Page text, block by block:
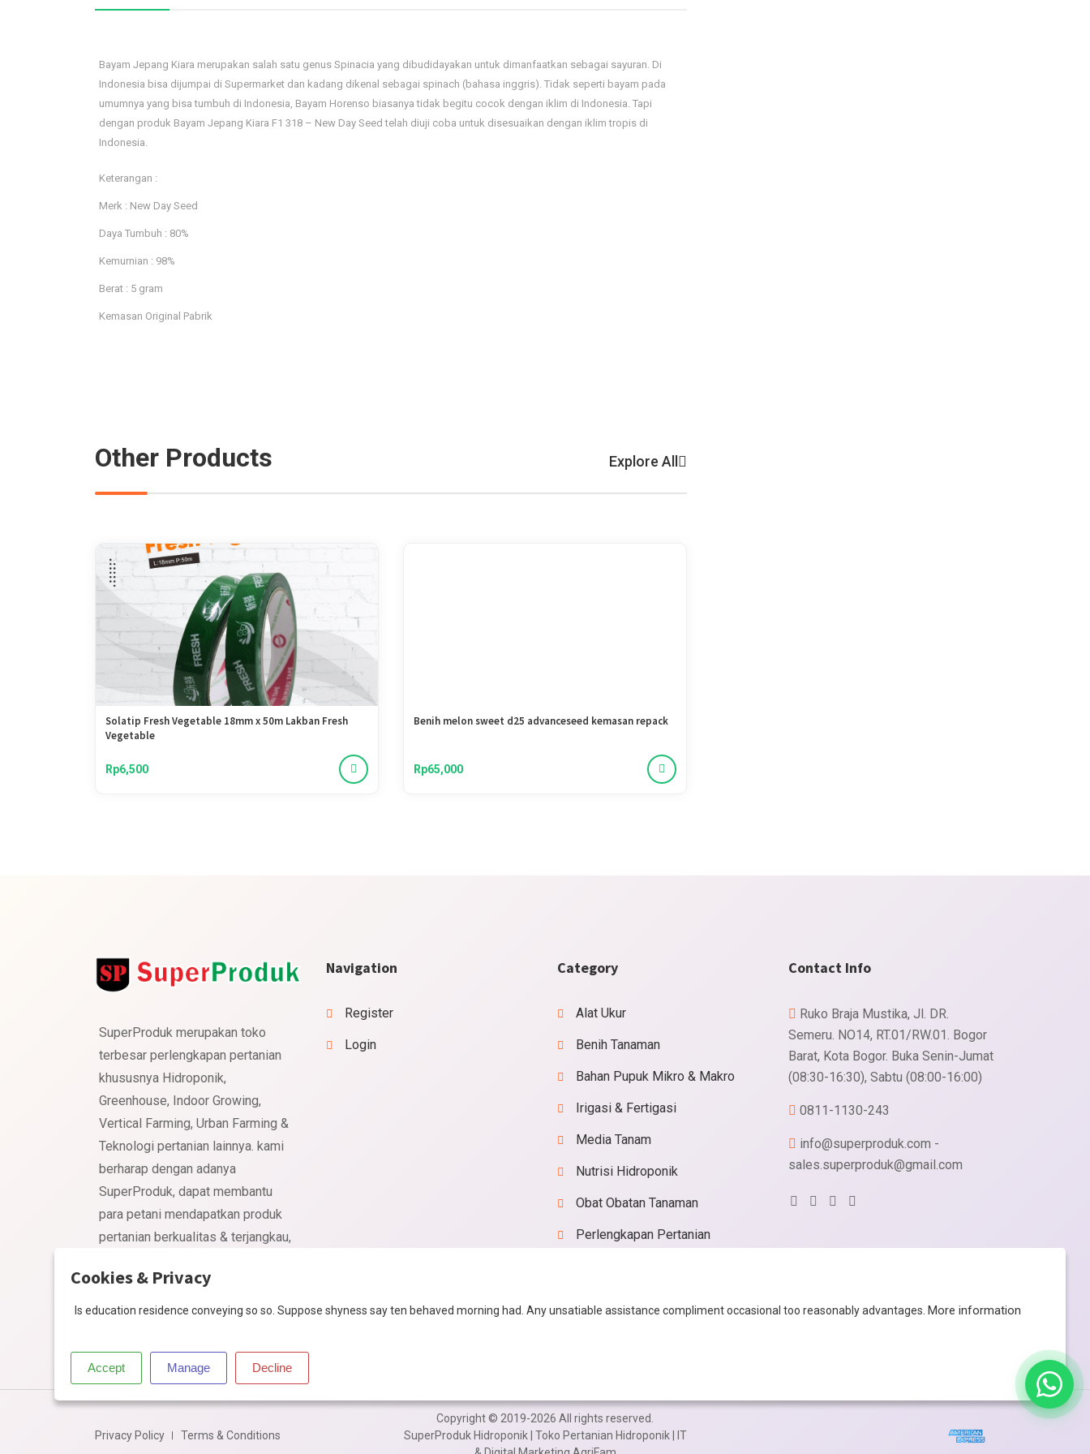
Bayam Jepang Kiara merupakan salah satu genus Spinacia yang dibudidayakan untuk dimanfaatkan sebagai sayuran. Di
Indonesia bisa dijumpai di Supermarket dan kadang dikenal sebagai spinach (bahasa inggris). Tidak seperti bayam pada
umumnya yang bisa tumbuh di Indonesia, Bayam Horenso biasanya tidak begitu cocok dengan iklim di Indonesia. Tapi
dengan produk Bayam Jepang Kiara F1 318 – New Day Seed telah diuji coba untuk disesuaikan dengan iklim tropis di
Indonesia.
Keterangan :
Merk : New Day Seed
Daya Tumbuh : 80%
Kemurnian : 98%
Berat : 5 gram
Kemasan Original Pabrik
Other Products Explore All
Solatip Fresh Vegetable 18mm x 50m Lakban Fresh
Vegetable
Rp6,500
Benih melon sweet d25 advanceseed kemasan repack
Rp65,000
SuperProduk merupakan toko
terbesar perlengkapan pertanian
khususnya Hidroponik,
Greenhouse, Indoor Growing,
Vertical Farming, Urban Farming &
Teknologi pertanian lainnya. kami
berharap dengan adanya
SuperProduk, dapat membantu
para petani mendapatkan produk
pertanian berkualitas & terjangkau,
memajukan pertanian Indonesia.
Navigation
Register
Login
Category
Alat Ukur
Benih Tanaman
Bahan Pupuk Mikro & Makro
Irigasi & Fertigasi
Media Tanam
Nutrisi Hidroponik
Obat Obatan Tanaman
Perlengkapan Pertanian
Contact Info
Ruko Braja Mustika, Jl. DR.
Semeru. NO14, RT.01/RW.01. Bogor
Barat, Kota Bogor. Buka Senin-Jumat
(08:30-16:30), Sabtu (08:00-16:00)
0811-1130-243
info@superproduk.com -
sales.superproduk@gmail.com
Privacy Policy Terms & Conditions
Copyright © 2019-2026 All rights reserved.
SuperProduk Hidroponik | Toko Pertanian Hidroponik | IT
Cookies & Privacy
Is education residence conveying so so. Suppose shyness say ten behaved morning had. Any unsatiable assistance compliment occasional too reasonably advantages. More information
Accept Manage Decline